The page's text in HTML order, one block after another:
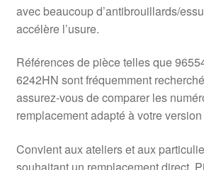
avec beaucoup d’antibrouillards/
accélère l’usure.
Références de pièce telles que
6242HN sont fréquemment
assurez-vous de comparer les
remplacement adapté à votre
Convient aux ateliers et aux